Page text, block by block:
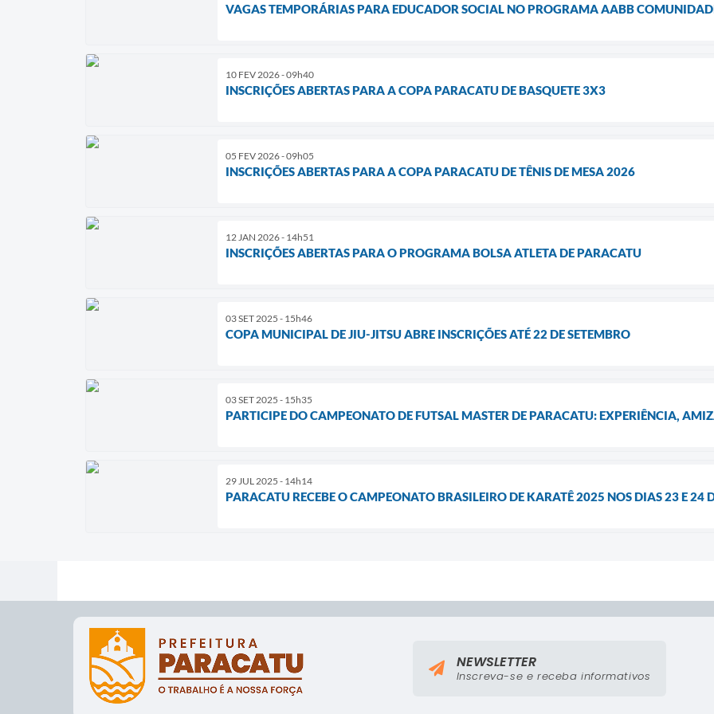
VAGAS TEMPORÁRIAS PARA EDUCADOR SOCIAL NO PROGRAMA AABB
10 FEV 2026 - 09h40
INSCRIÇÕES ABERTAS PARA A COPA PARACATU DE BASQUETE 3X3
05 FEV 2026 - 09h05
INSCRIÇÕES ABERTAS PARA A COPA PARACATU DE TÊNIS DE MESA 2026
12 JAN 2026 - 14h51
INSCRIÇÕES ABERTAS PARA O PROGRAMA BOLSA ATLETA DE PARACATU
03 SET 2025 - 15h46
COPA MUNICIPAL DE JIU-JITSU ABRE INSCRIÇÕES ATÉ 22 DE SETEMBRO
03 SET 2025 - 15h35
PARTICIPE DO CAMPEONATO DE FUTSAL MASTER DE PARACATU: EXPERIÊNCIA,
29 JUL 2025 - 14h14
PARACATU RECEBE O CAMPEONATO BRASILEIRO DE KARATÊ 2025 NOS DIAS 23 E 24
NEWSLETTER
Inscreva-se e receba informativos